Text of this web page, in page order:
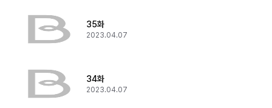
35화
2023.04.07
34화
2023.04.07